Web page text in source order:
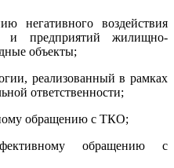
негативного воздействия
и предприятий жилищно-
объекты;
реализованный в рамках
ответственности;
обращению с ТКО;
обращению с